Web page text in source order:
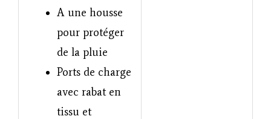
A une housse
pour protéger
de la pluie
Ports de charge
avec rabat en
tissu et